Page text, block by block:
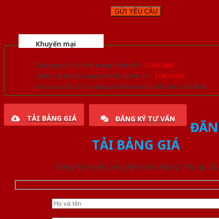
Khuyến mại
Quà tặng đồ nội thất trang trí lên đến 1.000.000đ
Giảm trực tiếp khi mua đơn hàng lớn hơn 3.000.000đ
Nhiều ưu đãi lớn khi đăng ký tài khoản thành viên thân thiết
TẢI BẢNG GIÁ ĐĂNG KÝ TƯ VẤN
TẢI BẢNG GIÁ
Đăng ký nhận báo giá mới nhất từ chúng tôi